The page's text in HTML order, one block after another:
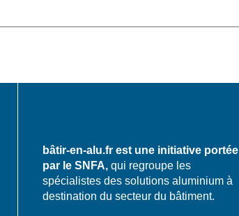
bâtir-en-alu.fr est une initiative portée
par le SNFA,qui regroupe les
spécialistes des solutions aluminium à
destination du secteur du bâtiment.